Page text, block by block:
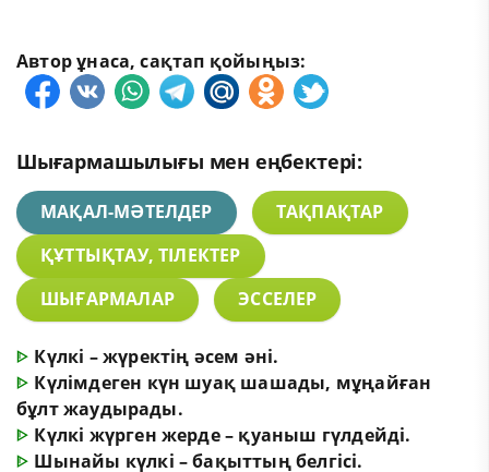
Автор ұнаса, сақтап қойыңыз:
Шығармашылығы мен еңбектері:
МАҚАЛ-МӘТЕЛДЕР
ТАҚПАҚТАР
ҚҰТТЫҚТАУ, ТІЛЕКТЕР
ШЫҒАРМАЛАР
ЭССЕЛЕР
ᐈ Күлкі – жүректің әсем әні.
ᐈ Күлімдеген күн шуақ шашады, мұңайған
бұлт жаудырады.
ᐈ Күлкі жүрген жерде – қуаныш гүлдейді.
ᐈ Шынайы күлкі – бақыттың белгісі.